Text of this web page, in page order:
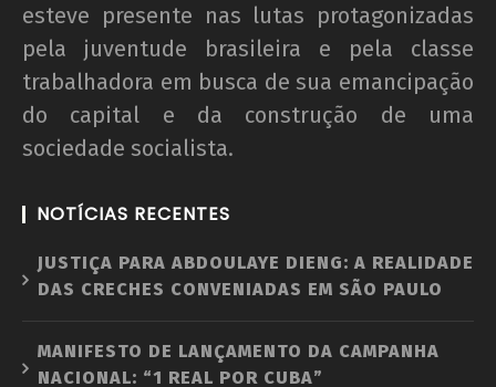
esteve presente nas lutas protagonizadas
pela juventude brasileira e pela classe
trabalhadora em busca de sua emancipação
do capital e da construção de uma
sociedade socialista.
NOTÍCIAS RECENTES
JUSTIÇA PARA ABDOULAYE DIENG: A REALIDADE
DAS CRECHES CONVENIADAS EM SÃO PAULO
MANIFESTO DE LANÇAMENTO DA CAMPANHA
NACIONAL: “1 REAL POR CUBA”